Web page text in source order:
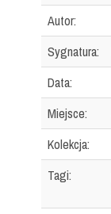
Autor:
Sygnatura:
Data:
Miejsce:
Kolekcja:
Tagi: